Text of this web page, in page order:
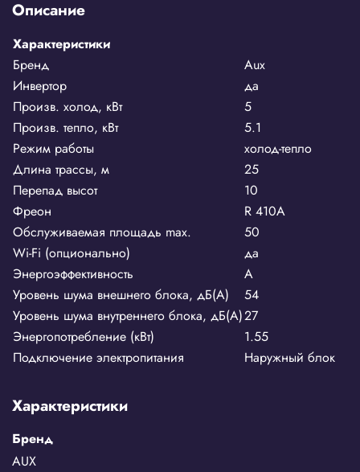
Описание
Характеристики
Бренд
Aux
Инвертор
да
Произв. холод, кВт
5
Произв. тепло, кВт
5.1
Режим работы
холод-тепло
Длина трассы, м
25
Перепад высот
10
Фреон
R 410A
Обслуживаемая площадь max.
50
Wi-Fi (опционально)
да
Энергоэффективность
А
Уровень шума внешнего блока, дБ(А)
54
Уровень шума внутреннего блока, дБ(А)27
Энергопотребление (кВт)
1.55
Подключение электропитания
Наружный блок
Характеристики
Бренд
AUX